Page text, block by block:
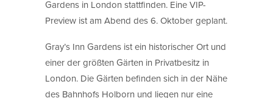
Gardens in London stattfinden. Eine VIP-
Preview ist am Abend des 6. Oktober geplant.
Gray’s Inn Gardens ist ein historischer Ort und
einer der größten Gärten in Privatbesitz in
London. Die Gärten befinden sich in der Nähe
des Bahnhofs Holborn und liegen nur eine